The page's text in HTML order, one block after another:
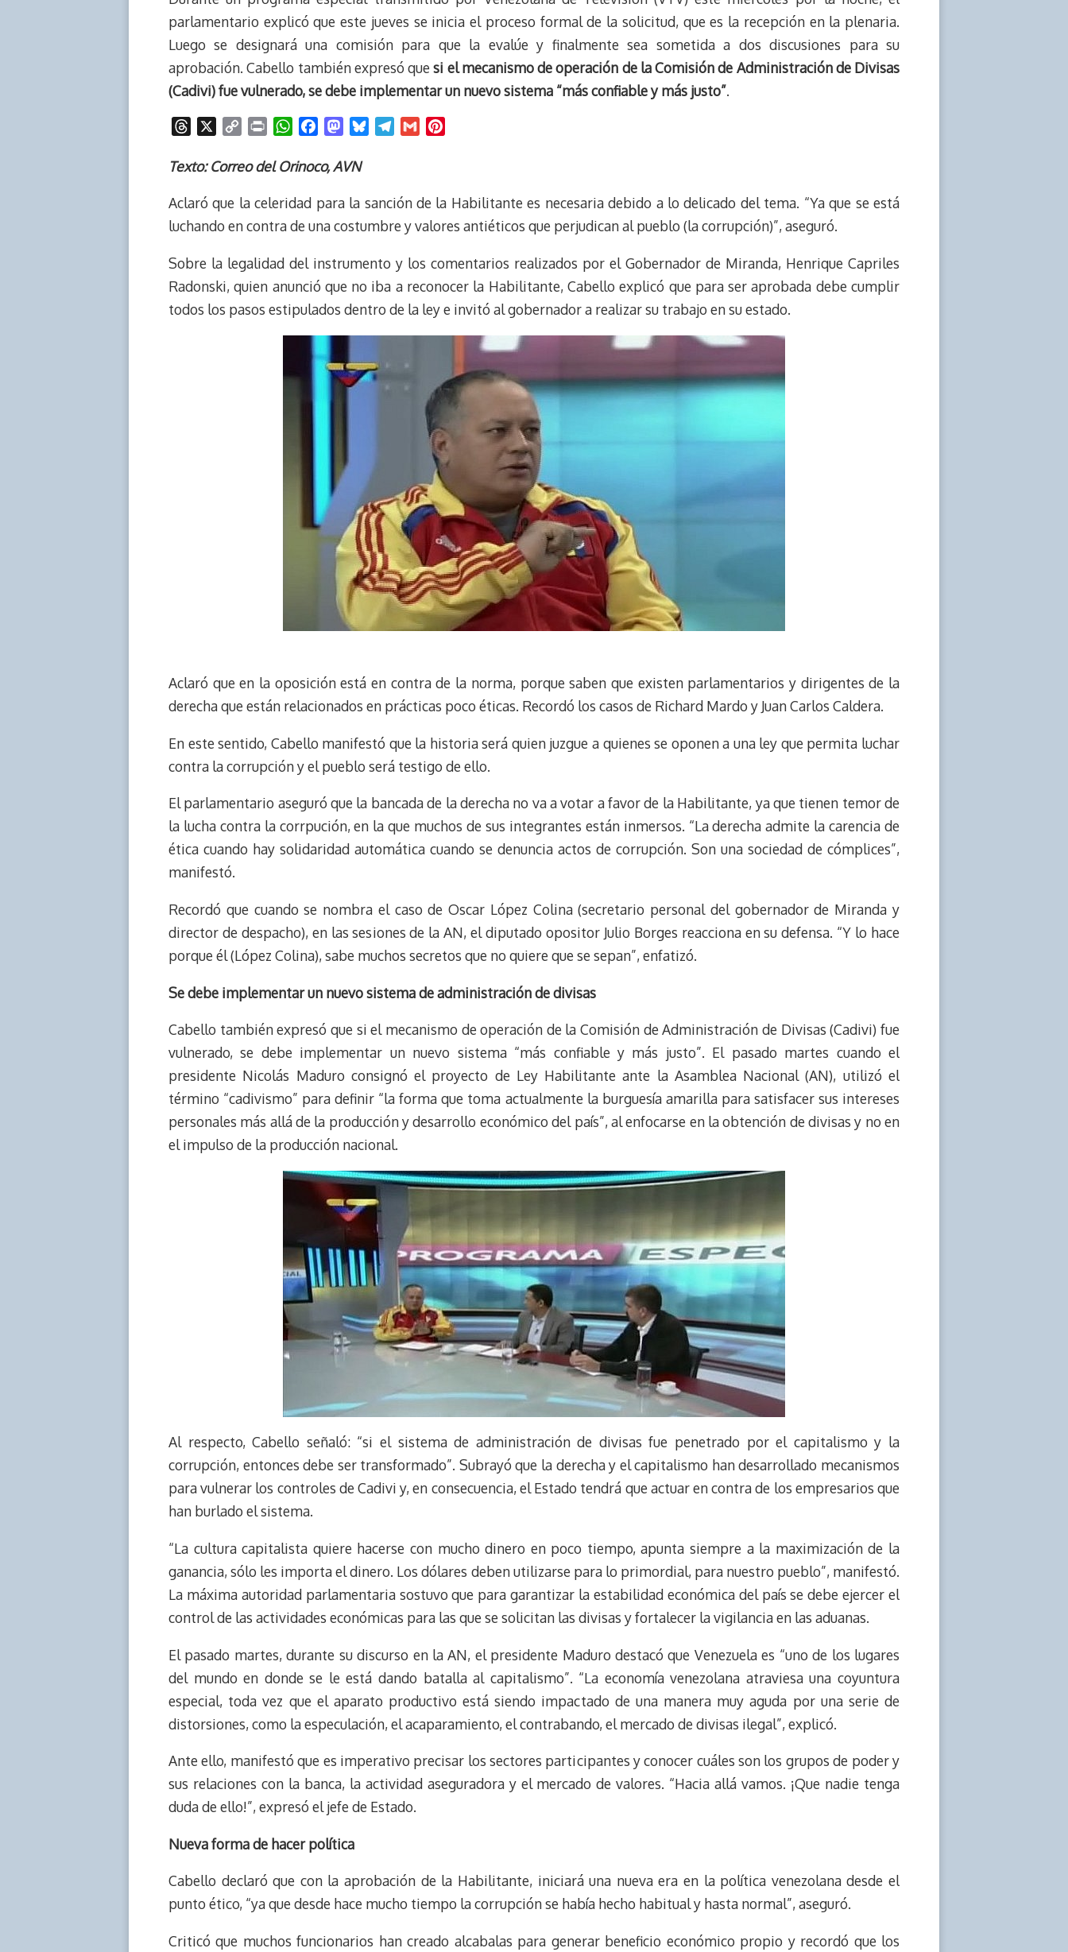
parlamentario explicó que este jueves se inicia el proceso formal de la solicitud, que es la recepción en la plenaria.
Luego se designará una comisión para que la evalúe y finalmente sea sometida a dos discusiones para su
aprobación. Cabello también expresó quesi el mecanismo de operación de la Comisión de Administración de Divisas
(Cadivi) fue vulnerado, se debe implementar un nuevo sistema “más confiable y más justo”.
r
a
d
p
L
i
k
i
t
W
a
s
A
p
c
b
o
k
M
s
o
d
n
s
k
g
r
m
l
e
r
s
Texto: Correo del Orinoco, AVN
Aclaró que la celeridad para la sanción de la Habilitante es necesaria debido a lo delicado del tema. “Ya que se está
luchando en contra de una costumbre y valores antiéticos que perjudican al pueblo (la corrupción)”, aseguró.
Sobre la legalidad del instrumento y los comentarios realizados por el Gobernador de Miranda, Henrique Capriles
Radonski, quien anunció que no iba a reconocer la Habilitante, Cabello explicó que para ser aprobada debe cumplir
todos los pasos estipulados dentro de la ley e invitó al gobernador a realizar su trabajo en su estado.
Aclaró que en la oposición está en contra de la norma, porque saben que existen parlamentarios y dirigentes de la
derecha que están relacionados en prácticas poco éticas. Recordó los casos de Richard Mardo y Juan Carlos Caldera.
En este sentido, Cabello manifestó que la historia será quien juzgue a quienes se oponen a una ley que permita luchar
contra la corrupción y el pueblo será testigo de ello.
El parlamentario aseguró que la bancada de la derecha no va a votar a favor de la Habilitante, ya que tienen temor de
la lucha contra la corrpución, en la que muchos de sus integrantes están inmersos. “La derecha admite la carencia de
ética cuando hay solidaridad automática cuando se denuncia actos de corrupción. Son una sociedad de cómplices”,
manifestó.
Recordó que cuando se nombra el caso de Oscar López Colina (secretario personal del gobernador de Miranda y
director de despacho), en las sesiones de la AN, el diputado opositor Julio Borges reacciona en su defensa. “Y lo hace
porque él (López Colina), sabe muchos secretos que no quiere que se sepan”, enfatizó.
Se debe implementar un nuevo sistema de administración de divisas
Cabello también expresó que si el mecanismo de operación de la Comisión de Administración de Divisas (Cadivi) fue
vulnerado, se debe implementar un nuevo sistema “más confiable y más justo”. El pasado martes cuando el
presidente Nicolás Maduro consignó el proyecto de Ley Habilitante ante la Asamblea Nacional (AN), utilizó el
término “cadivismo” para definir “la forma que toma actualmente la burguesía amarilla para satisfacer sus intereses
personales más allá de la producción y desarrollo económico del país”, al enfocarse en la obtención de divisas y no en
el impulso de la producción nacional.
Al respecto, Cabello señaló: “si el sistema de administración de divisas fue penetrado por el capitalismo y la
corrupción, entonces debe ser transformado”. Subrayó que la derecha y el capitalismo han desarrollado mecanismos
para vulnerar los controles de Cadivi y, en consecuencia, el Estado tendrá que actuar en contra de los empresarios que
han burlado el sistema.
“La cultura capitalista quiere hacerse con mucho dinero en poco tiempo, apunta siempre a la maximización de la
ganancia, sólo les importa el dinero. Los dólares deben utilizarse para lo primordial, para nuestro pueblo”, manifestó.
La máxima autoridad parlamentaria sostuvo que para garantizar la estabilidad económica del país se debe ejercer el
control de las actividades económicas para las que se solicitan las divisas y fortalecer la vigilancia en las aduanas.
El pasado martes, durante su discurso en la AN, el presidente Maduro destacó que Venezuela es “uno de los lugares
del mundo en donde se le está dando batalla al capitalismo”. “La economía venezolana atraviesa una coyuntura
especial, toda vez que el aparato productivo está siendo impactado de una manera muy aguda por una serie de
distorsiones, como la especulación, el acaparamiento, el contrabando, el mercado de divisas ilegal”, explicó.
Ante ello, manifestó que es imperativo precisar los sectores participantes y conocer cuáles son los grupos de poder y
sus relaciones con la banca, la actividad aseguradora y el mercado de valores. “Hacia allá vamos. ¡Que nadie tenga
duda de ello!”, expresó el jefe de Estado.
Nueva forma de hacer política
Cabello declaró que con la aprobación de la Habilitante, iniciará una nueva era en la política venezolana desde el
punto ético, “ya que desde hace mucho tiempo la corrupción se había hecho habitual y hasta normal”, aseguró.
Criticó que muchos funcionarios han creado alcabalas para generar beneficio económico propio y recordó que los